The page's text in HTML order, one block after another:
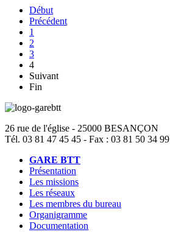
Début
Précédent
1
2
3
4
Suivant
Fin
26 rue de l'église - 25000 BESANÇON
Tél. 03 81 47 45 45 - Fax : 03 81 50 34 99
GARE BTT
Présentation
Les missions
Les réseaux
Les membres du bureau
Organigramme
Documentation